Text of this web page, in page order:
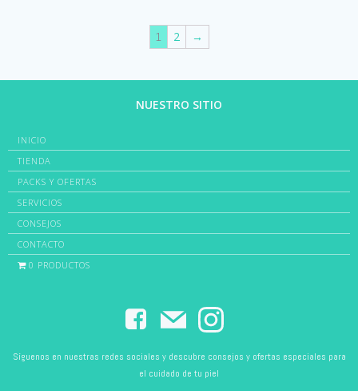
1 2 →
NUESTRO SITIO
INICIO
TIENDA
PACKS Y OFERTAS
SERVICIOS
CONSEJOS
CONTACTO
0 PRODUCTOS
Síguenos en nuestras redes sociales y descubre consejos y ofertas especiales para
el cuidado de tu piel